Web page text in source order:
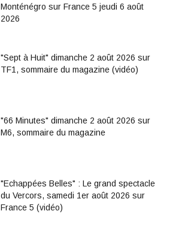
Monténégro sur France 5 jeudi 6 août
2026
"Sept à Huit" dimanche 2 août 2026 sur
TF1, sommaire du magazine (vidéo)
"66 Minutes" dimanche 2 août 2026 sur
M6, sommaire du magazine
"Echappées Belles" : Le grand spectacle
du Vercors, samedi 1er août 2026 sur
France 5 (vidéo)